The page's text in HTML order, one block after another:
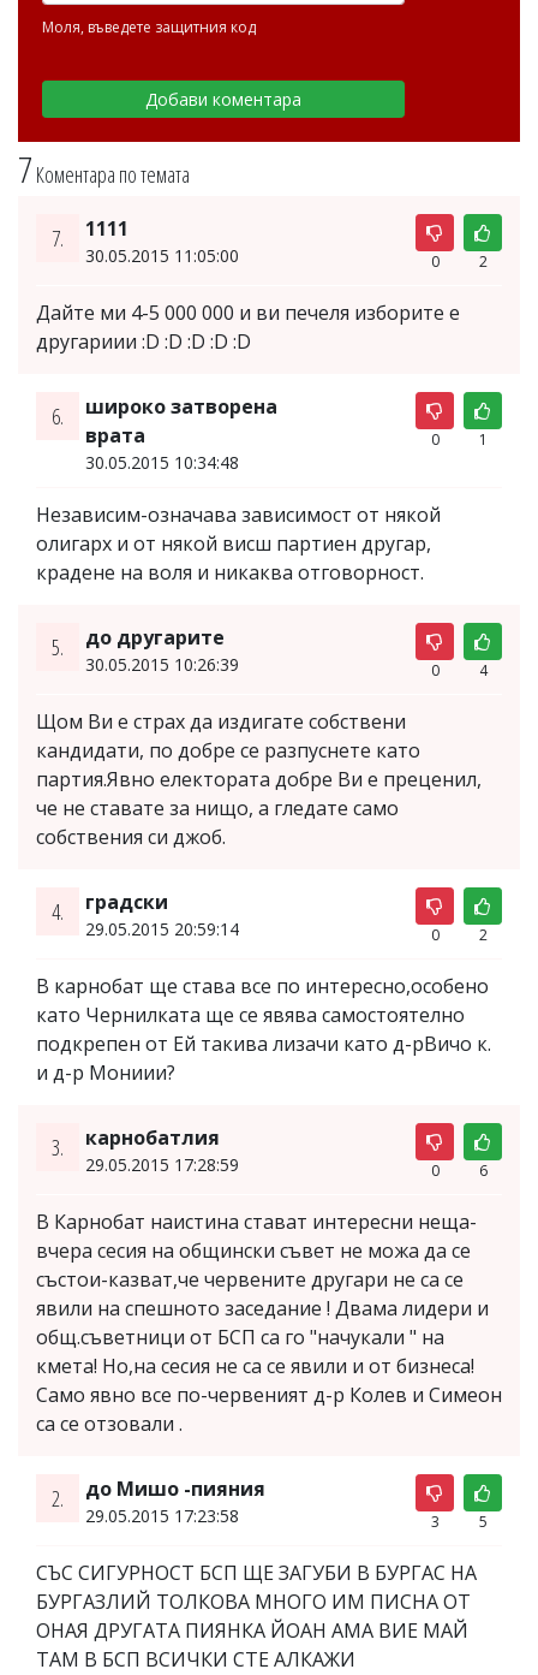
7 Коментара по темата
7. 1111
30.05.2015 11:05:00 0 2
Дайте ми 4-5 000 000 и ви печеля изборите е
другариии :D :D :D :D :D
6.
широко затворена
врата
30.05.2015 10:34:48
0 1
Независим-означава зависимост от някой
олигарх и от някой висш партиен другар,
крадене на воля и никаква отговорност.
5. до другарите
30.05.2015 10:26:39 0 4
Щом Ви е страх да издигате собствени
кандидати, по добре се разпуснете като
партия.Явно електората добре Ви е преценил,
че не ставате за нищо, а гледате само
собствения си джоб.
4. градски
29.05.2015 20:59:14 0 2
В карнобат ще става все по интересно,особено
като Чернилката ще се явява самостоятелно
подкрепен от Ей такива лизачи като д-рВичо к.
и д-р Мониии?
3. карнобатлия
29.05.2015 17:28:59 0 6
В Карнобат наистина стават интересни неща-
вчера сесия на общински съвет не можа да се
състои-казват,че червените другари не са се
явили на спешното заседание ! Двама лидери и
общ.съветници от БСП са го "начукали " на
кмета! Но,на сесия не са се явили и от бизнеса!
Само явно все по-червеният д-р Колев и Симеон
са се отзовали .
2. до Мишо -пияния
29.05.2015 17:23:58 3 5
СЪС СИГУРНОСТ БСП ЩЕ ЗАГУБИ В БУРГАС НА
БУРГАЗЛИЙ ТОЛКОВА МНОГО ИМ ПИСНА ОТ
ОНАЯ ДРУГАТА ПИЯНКА ЙОАН АМА ВИЕ МАЙ
ТАМ В БСП ВСИЧКИ СТЕ АЛКАЖИ
Моля, въведете защитния код